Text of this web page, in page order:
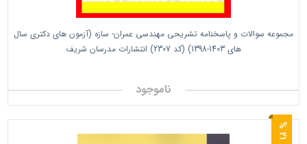
مجموعه سوالات و پاسخنامه تشریحی مهندسی عمران- سازه (آزمون های دکتری سال
های 1403-1398) (کد 2307) انتشارات مدرسان شریف
ناموجود
2
1
%